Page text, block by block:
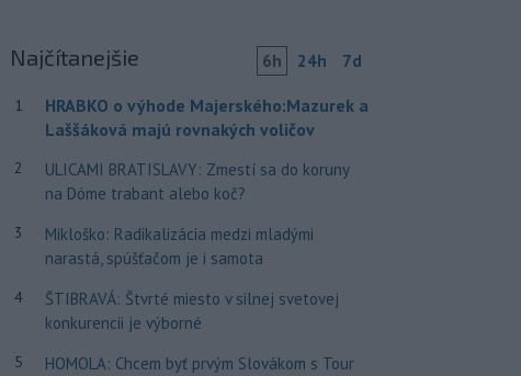
Najčítanejšie 6h 24h 7d
1
HRABKO o výhode Majerského:Mazurek a
Laššáková majú rovnakých voličov
2
ULICAMI BRATISLAVY: Zmestí sa do koruny
na Dóme trabant alebo koč?
3
Mikloško: Radikalizácia medzi mladými
narastá, spúšťačom je i samota
4
ŠTIBRAVÁ: Štvrté miesto v silnej svetovej
konkurencii je výborné
5
HOMOLA: Chcem byť prvým Slovákom s Tour